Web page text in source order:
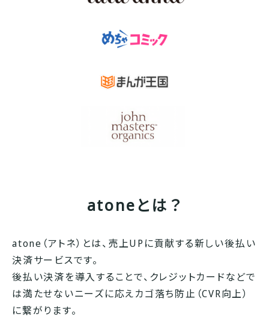
atoneとは？
atone（アトネ）とは、売上UPに貢献する新しい後払い
決済サービスです。
後払い決済を導入することで、クレジットカードなどで
は満たせないニーズに応えカゴ落ち防止（CVR向上）
に繋がります。